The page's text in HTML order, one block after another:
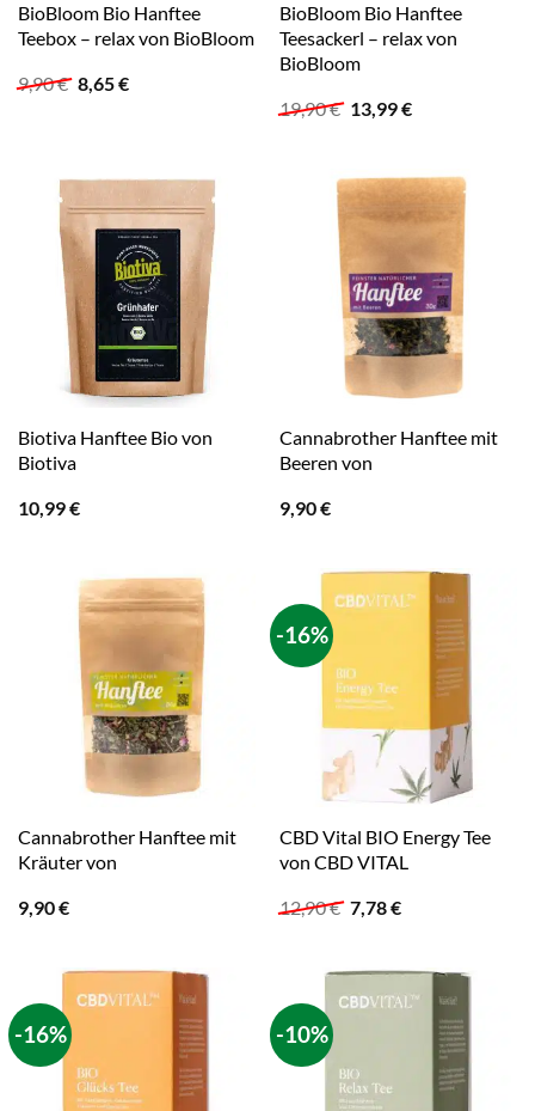
BioBloom Bio Hanftee
Teebox – relax von BioBloom
9,90€ Ursprünglicher
Preis
8,65€Aktueller
BioBloom Bio Hanftee
Teesackerl – relax von
BioBloom
19,90€ Ursprünglicher
Preis
13,99€Aktueller
Biotiva Hanftee Bio von
Biotiva
10,99€
Cannabrother Hanftee mit
Beeren von
9,90€
Cannabrother Hanftee mit
Kräuter von
9,90€
-16%
CBD Vital BIO Energy Tee
von CBD VITAL
12,90€ Ursprünglicher
Preis
7,78€Aktueller
-16% -10%